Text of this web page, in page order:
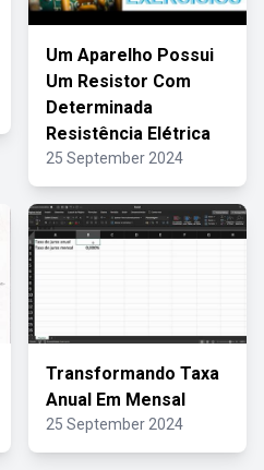
Um Aparelho Possui
Um Resistor Com
Determinada
Resistência Elétrica
25 September 2024
Transformando Taxa
Anual Em Mensal
25 September 2024